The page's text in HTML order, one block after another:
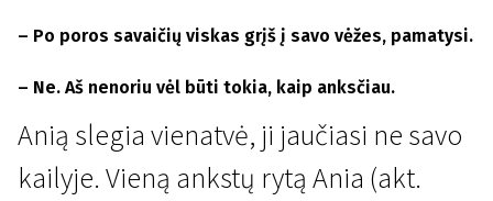
– Po poros savaičių viskas grįš į savo vėžes, pamatysi.
– Ne. Aš nenoriu vėl būti tokia, kaip anksčiau.
Anią slegia vienatvė, ji jaučiasi ne savo
kailyje. Vieną ankstų rytą Ania (akt.